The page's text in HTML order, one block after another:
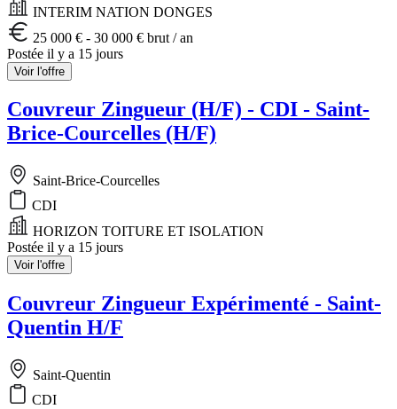
INTERIM NATION DONGES
25 000 € - 30 000 € brut / an
Postée il y a 15 jours
Voir l'offre
Couvreur Zingueur (H/F) - CDI - Saint-
Brice-Courcelles (H/F)
Saint-Brice-Courcelles
CDI
HORIZON TOITURE ET ISOLATION
Postée il y a 15 jours
Voir l'offre
Couvreur Zingueur Expérimenté - Saint-
Quentin H/F
Saint-Quentin
CDI